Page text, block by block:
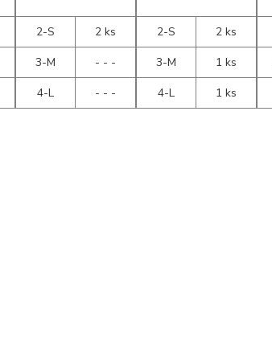
2-S
2 ks
3-M
- - -
4-L
- - -
2-S
2 ks
3-M
1 ks
4-L
1 ks